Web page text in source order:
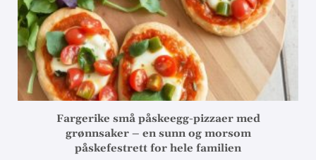
Fargerike små påskeegg-pizzaer med
grønnsaker – en sunn og morsom
påskefestrett for hele familien